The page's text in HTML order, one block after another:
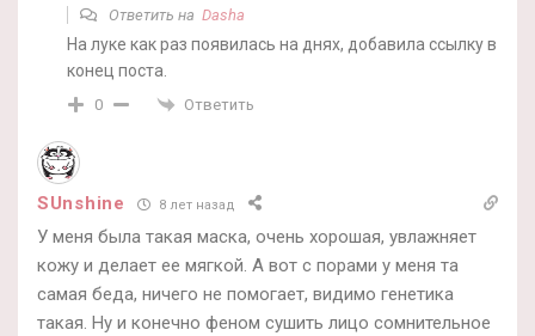
Ответить на Dasha
На луке как раз появилась на днях, добавила ссылку в
конец поста.
0 Ответить
SUnshine 8 лет назад
У меня была такая маска, очень хорошая, увлажняет
кожу и делает ее мягкой. А вот с порами у меня та
самая беда, ничего не помогает, видимо генетика
такая. Ну и конечно феном сушить лицо сомнительное